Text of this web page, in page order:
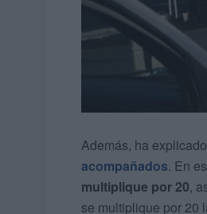
Además, ha
acompañados. En
multiplique por 20,
se multiplique por 20